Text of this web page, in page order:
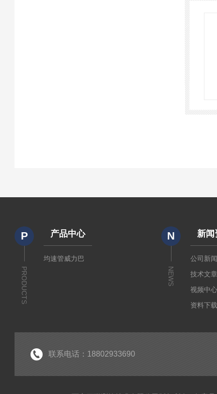
P
PRODUCTS
产品中心
均速管威力巴
N
NEWS
新闻
公司新
技术文
视频中
资料下
联系电话：18802933690